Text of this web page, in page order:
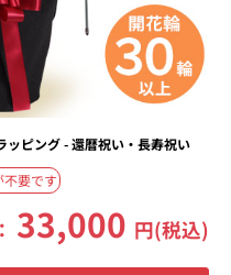
ピング - 還暦祝い・長寿祝い
不要です
33,000 円(税込)